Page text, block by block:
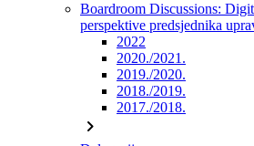
Boardroom Discussions:
perspektive predsjednika
2022
2020./2021.
2019./2020.
2018./2019.
2017./2018.
chevron_right